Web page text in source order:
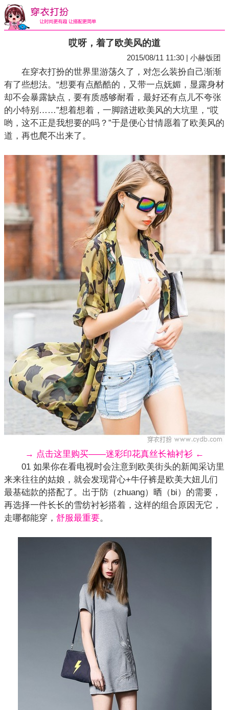
哎呀，着了欧美风的道
2015/08/11 11:30 | 小赫饭团
在穿衣打扮的世界里游荡久了，对怎么装扮自己渐渐
有了些想法。“想要有点酷酷的，又带一点妩媚，显露身材
却不会暴露缺点，要有质感够耐看，最好还有点儿不夸张
的小特别……”想着想着，一脚踏进欧美风的大坑里，“哎
哟，这不正是我想要的吗？”于是便心甘情愿着了欧美风的
道，再也爬不出来了。
→ 点击这里购买——迷彩印花真丝长袖衬衫 ←
01 如果你在看电视时会注意到欧美街头的新闻采访里
来来往往的姑娘，就会发现背心+牛仔裤是欧美大妞儿们
最基础款的搭配了。出于防（zhuang）晒（bi）的需要，
再选择一件长长的雪纺衬衫搭着，这样的组合原因无它，
走哪都能穿， 舒服最重要。